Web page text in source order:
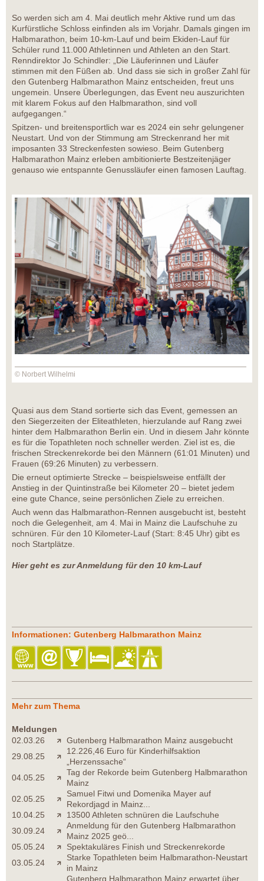
So werden sich am 4. Mai deutlich mehr Aktive rund um das
Kurfürstliche Schloss einfinden als im Vorjahr. Damals gingen im
Halbmarathon, beim 10-km-Lauf und beim Ekiden-Lauf für
Schüler rund 11.000 Athletinnen und Athleten an den Start.
Renndirektor Jo Schindler: „Die Läuferinnen und Läufer
stimmen mit den Füßen ab. Und dass sie sich in großer Zahl für
den Gutenberg Halbmarathon Mainz entscheiden, freut uns
ungemein. Unsere Überlegungen, das Event neu auszurichten
mit klarem Fokus auf den Halbmarathon, sind voll
aufgegangen.“
Spitzen- und breitensportlich war es 2024 ein sehr gelungener
Neustart. Und von der Stimmung am Streckenrand her mit
imposanten 33 Streckenfesten sowieso. Beim Gutenberg
Halbmarathon Mainz erleben ambitionierte Bestzeitenjäger
genauso wie entspannte Genussläufer einen famosen Lauftag.
© Norbert Wilhelmi
Quasi aus dem Stand sortierte sich das Event, gemessen an
den Siegerzeiten der Eliteathleten, hierzulande auf Rang zwei
hinter dem Halbmarathon Berlin ein. Und in diesem Jahr könnte
es für die Topathleten noch schneller werden. Ziel ist es, die
frischen Streckenrekorde bei den Männern (61:01 Minuten) und
Frauen (69:26 Minuten) zu verbessern.
Die erneut optimierte Strecke – beispielsweise entfällt der
Anstieg in der Quintinstraße bei Kilometer 20 – bietet jedem
eine gute Chance, seine persönlichen Ziele zu erreichen.
Auch wenn das Halbmarathon-Rennen ausgebucht ist, besteht
noch die Gelegenheit, am 4. Mai in Mainz die Laufschuhe zu
schnüren. Für den 10 Kilometer-Lauf (Start: 8:45 Uhr) gibt es
noch Startplätze.
Hier geht es zur Anmeldung für den 10 km-Lauf
Informationen: Gutenberg Halbmarathon Mainz
Mehr zum Thema
Meldungen
02.03.26
Gutenberg Halbmarathon Mainz ausgebucht
29.08.25
12.226,46 Euro für Kinderhilfsaktion
„Herzenssache“
04.05.25
Tag der Rekorde beim Gutenberg Halbmarathon
Mainz
02.05.25
Samuel Fitwi und Domenika Mayer auf
Rekordjagd in Mainz...
10.04.25
13500 Athleten schnüren die Laufschuhe
30.09.24
Anmeldung für den Gutenberg Halbmarathon
Mainz 2025 geö...
05.05.24
Spektakuläres Finish und Streckenrekorde
03.05.24
Starke Topathleten beim Halbmarathon-Neustart
in Mainz
Gutenberg Halbmarathon Mainz erwartet über